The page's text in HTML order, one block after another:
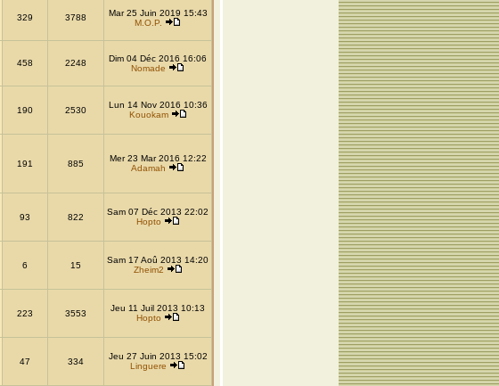
329 3788
Mar 25 Juin 2019 15:43
M.O.P.
458 2248
Dim 04 Déc 2016 16:06
Nomade
190 2530
Lun 14 Nov 2016 10:36
Kouokam
191 885
Mer 23 Mar 2016 12:22
Adamah
93 822
Sam 07 Déc 2013 22:02
Hopto
6 15
Sam 17 Aoû 2013 14:20
Zheim2
223 3553
Jeu 11 Juil 2013 10:13
Hopto
47 334
Jeu 27 Juin 2013 15:02
Linguere